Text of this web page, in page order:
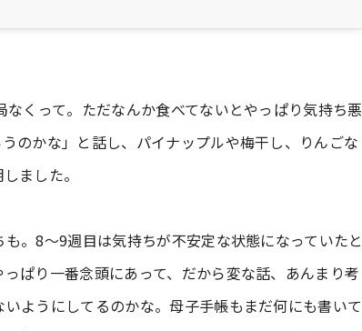
くって。ただなんか食べてないとやっぱり気持ち悪
のかな」と話し、パイナップルや梅干し、りんごな
ました。
。8～9週目は気持ちが不安定な状態になっていたと
ぱり一番念頭にあって、だから変な話、あんまり考
ようにしてるのかな。母子手帳もまだ何にも書いて